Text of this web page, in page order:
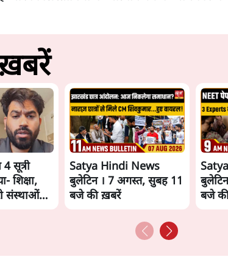
सूत्री
शिक्षा,
संस्थाओं
Satya Hindi News
बुलेटिन । 7 अगस्त, सुबह 11
बजे की ख़बरें
बजे